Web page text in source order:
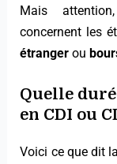
Mais
concernent les
étranger ou
Quelle
en CDI ou
Voici ce que dit